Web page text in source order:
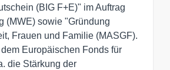
(BIG F+E)" im Auftrag
(MWE) sowie "Gründung
Frauen und Familie (MASGF).
Europäischen Fonds für
die Stärkung der